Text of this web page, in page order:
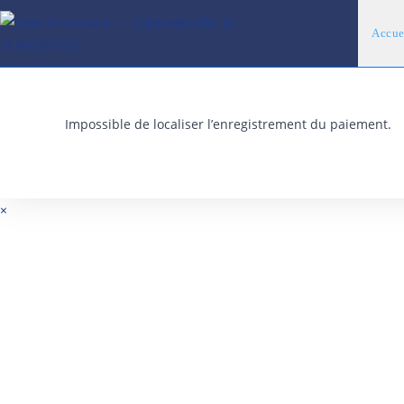
Skip
content
Impossible de localiser l’enregistrement du paiement.
×